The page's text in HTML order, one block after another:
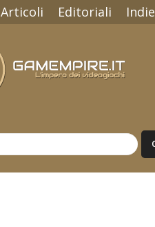
Articoli Editoriali Indie